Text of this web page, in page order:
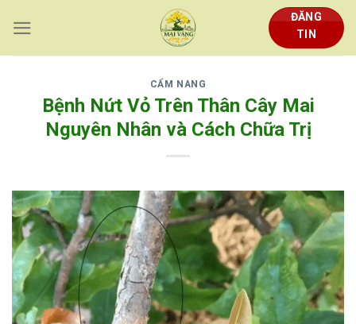
content
ĐĂNG
TIN
CẨM NANG
Bệnh Nứt Vỏ Trên Thân Cây Mai
Nguyên Nhân và Cách Chữa Trị